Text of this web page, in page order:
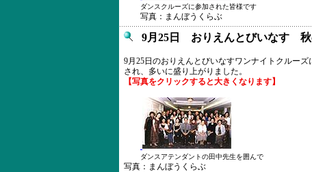
ダンスクルーズに参加された皆様です
写真：まんぼうくらぶ
9月25日 おりえんとびいなす 秋
9月25日のおりえんとびいなすワンナイトクルー
され、多いに盛り上がりました。
【写真をクリックすると大きくなります】
ダンスアテンダントの田中先生を囲んで
写真：まんぼうくらぶ